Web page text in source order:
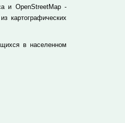
и OpenStreetMap -
картографических
в населенном